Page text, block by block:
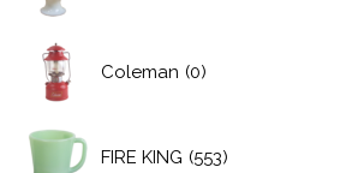
Coleman (0)
FIRE KING (553)